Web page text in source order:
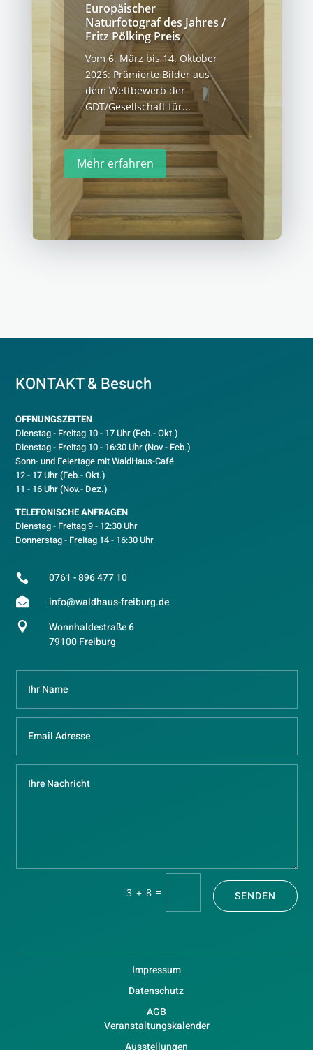
Europäischer
Naturfotograf des Jahres /
Fritz Pölking Preis
Vom 6. März bis 14. Oktober
2026: Prämierte Bilder aus
dem Wettbewerb der
GDT/Gesellschaft für...
Mehr erfahren
KONTAKT & Besuch
ÖFFNUNGSZEITEN
Dienstag - Freitag 10 - 17 Uhr (Feb.- Okt.)
Dienstag - Freitag 10 - 16:30 Uhr (Nov.- Feb.)
Sonn- und Feiertage mit WaldHaus-Café
12 - 17 Uhr (Feb.- Okt.)
11 - 16 Uhr (Nov.- Dez.)
TELEFONISCHE ANFRAGEN
Dienstag - Freitag 9 - 12:30 Uhr
Donnerstag - Freitag 14 - 16:30 Uhr
 0761 - 896 477 10
 info@waldhaus-freiburg.de

Wonnhaldestraße 6
79100 Freiburg
3 + 8 = SENDEN
Impressum
Datenschutz
AGB
Veranstaltungskalender
Ausstellungen